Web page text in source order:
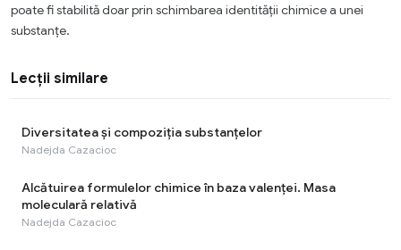
poate fi stabilită doar prin schimbarea identității chimice a unei
substanțe.
Lecții similare
Diversitatea și compoziția substanțelor
Nadejda Cazacioc
Alcătuirea formulelor chimice în baza valenței. Masa
moleculară relativă
Nadejda Cazacioc